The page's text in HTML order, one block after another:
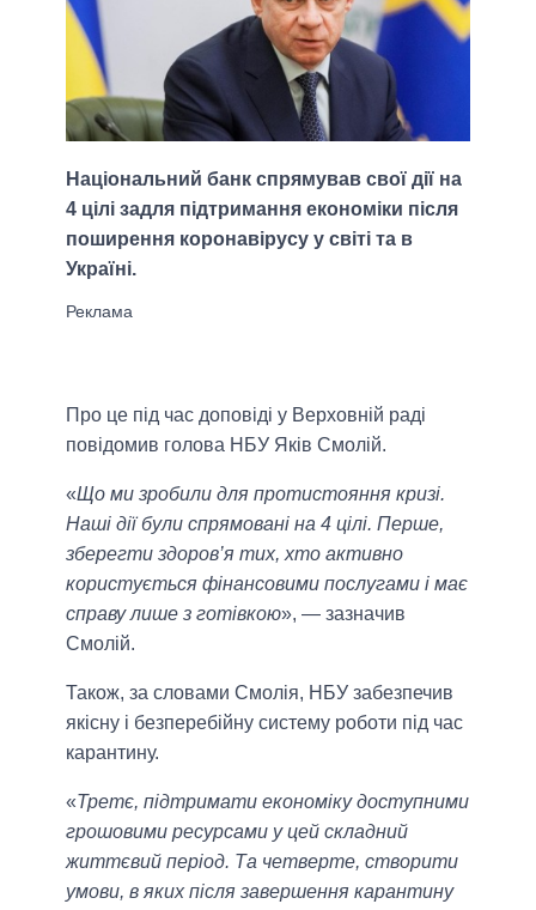
Національний банк спрямував свої дії на
4 цілі задля підтримання економіки після
поширення коронавірусу у світі та в
Україні.
Про це під час доповіді у Верховній раді
повідомив голова НБУ Яків Смолій.
«Що ми зробили для протистояння кризі.
Наші дії були спрямовані на 4 цілі. Перше,
зберегти здоров’я тих, хто активно
користується фінансовими послугами і має
справу лише з готівкою», — зазначив
Смолій.
Також, за словами Смолія, НБУ забезпечив
якісну і безперебійну систему роботи під час
карантину.
«Третє, підтримати економіку доступними
грошовими ресурсами у цей складний
життєвий період. Та четверте, створити
умови, в яких після завершення карантину